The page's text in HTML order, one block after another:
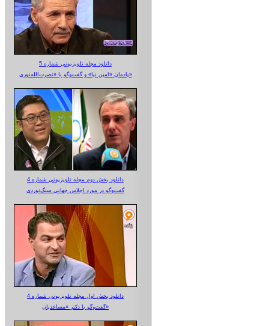
دانلود مجله تلویزیونی شماره 5
یادمان «امین نیا» و گفت‌وگو با «نصرت‌الله‌نوری»
دانلود بخش دوم مجله تلویزیونی شماره 4
گفت‌وگو در مورد اجلاس جهانی سنگ‌نوردی
دانلود بخش اول مجله تلویزیونی شماره 4
گفت‌وگو با دکتر «مساعدیان»